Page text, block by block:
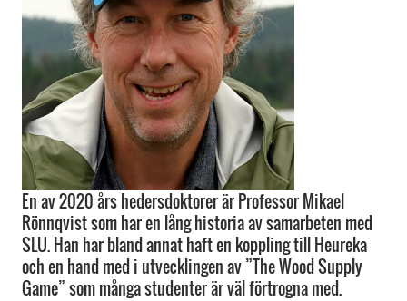
En av 2020 års hedersdoktorer är Professor Mikael
Rönnqvist som har en lång historia av samarbeten med
SLU. Han har bland annat haft en koppling till Heureka
och en hand med i utvecklingen av ”The Wood Supply
Game” som många studenter är väl förtrogna med.